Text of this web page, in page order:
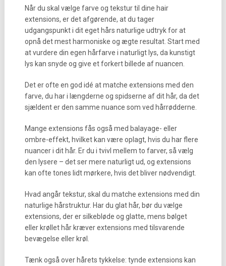
Når du skal vælge farve og tekstur til dine hair
extensions, er det afgørende, at du tager
udgangspunkt i dit eget hårs naturlige udtryk for at
opnå det mest harmoniske og ægte resultat. Start med
at vurdere din egen hårfarve i naturligt lys, da kunstigt
lys kan snyde og give et forkert billede af nuancen.
Det er ofte en god idé at matche extensions med den
farve, du har i længderne og spidserne af dit hår, da det
sjældent er den samme nuance som ved hårrødderne.
Mange extensions fås også med balayage- eller
ombre-effekt, hvilket kan være oplagt, hvis du har flere
nuancer i dit hår. Er du i tvivl mellem to farver, så vælg
den lysere – det ser mere naturligt ud, og extensions
kan ofte tones lidt mørkere, hvis det bliver nødvendigt.
Hvad angår tekstur, skal du matche extensions med din
naturlige hårstruktur. Har du glat hår, bør du vælge
extensions, der er silkebløde og glatte, mens bølget
eller krøllet hår kræver extensions med tilsvarende
bevægelse eller krøl.
Tænk også over hårets tykkelse: tynde extensions kan